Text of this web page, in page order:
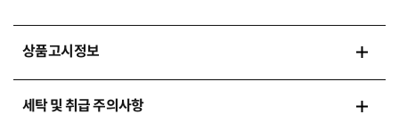
상품고시정보
세탁 및 취급 주의사항